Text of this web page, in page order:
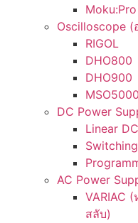
Moku:Pro
Oscilloscope
RIGOL
DHO800
DHO900
MSO5000
DC Power
Linear
AC Power
VARIAC
สลับ)